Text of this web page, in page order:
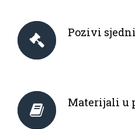
Pozivi
Materijali u